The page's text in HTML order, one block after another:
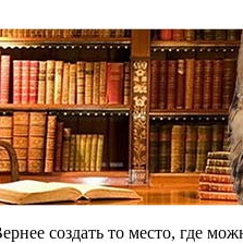
создать то место, где